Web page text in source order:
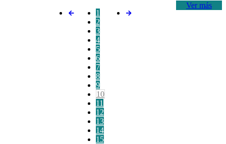
Ver más
1
2
3
4
5
6
7
8
9
10
11
12
13
14
15